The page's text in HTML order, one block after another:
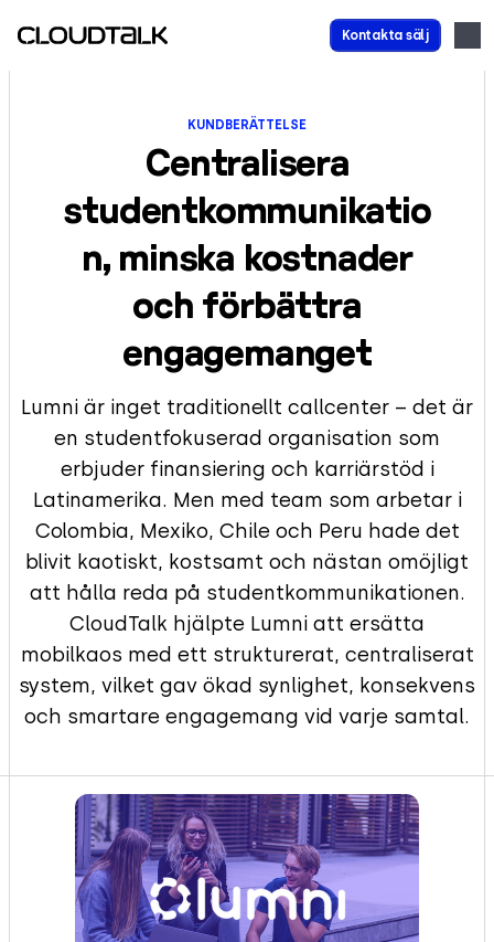
Kontakta sälj
KUNDBERÄTTELSE
Centralisera
studentkommunikatio
n, minska kostnader
och förbättra
engagemanget
Lumni är inget traditionellt callcenter – det är
en studentfokuserad organisation som
erbjuder finansiering och karriärstöd i
Latinamerika. Men med team som arbetar i
Colombia, Mexiko, Chile och Peru hade det
blivit kaotiskt, kostsamt och nästan omöjligt
att hålla reda på studentkommunikationen.
CloudTalk hjälpte Lumni att ersätta
mobilkaos med ett strukturerat, centraliserat
system, vilket gav ökad synlighet, konsekvens
och smartare engagemang vid varje samtal.